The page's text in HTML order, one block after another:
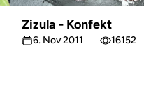
Zizula - Konfekt
6. Nov 2011 16152